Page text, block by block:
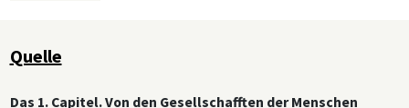
Quelle
Das 1. Capitel. Von den Gesellschafften der Menschen